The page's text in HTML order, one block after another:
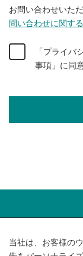
お問い合わせいた
問い合わせに関す
「プライバ
事項」に同
当社は、お客様の